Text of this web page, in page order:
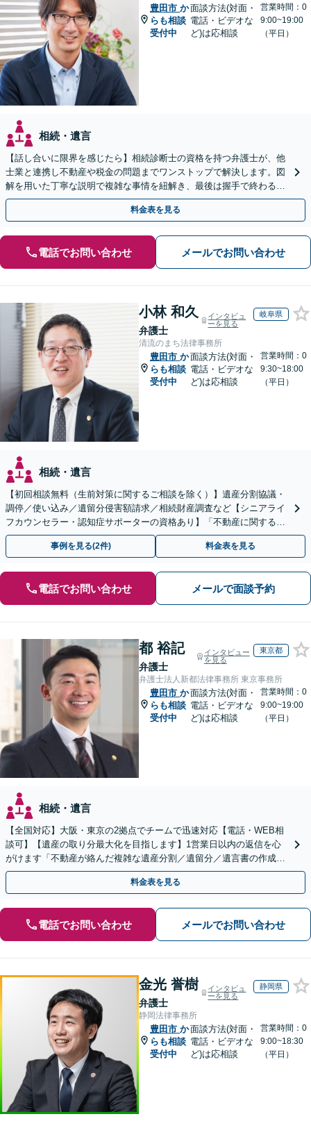
豊田市 か
らも相談
受付中
面談方法(対面・
電話・ビデオな
ど)は応相談
営業時間：0
9:00~19:00
（平日）
相続・遺言
【話し合いに限界を感じたら】相続診断士の資格を持つ弁護士が、他
士業と連携し不動産や税金の問題までワンストップで解決します。図
解を用いた丁寧な説明で複雑な事情を紐解き、最後は握手で終わる円
満な解決へ導きます。【東海エリア・神奈川県対応】
料金表を見る
電話でお問い合わせ メールでお問い合わせ
小林 和久
弁護士
インタビュ
ーを見る
岐阜県
清流のまち法律事務所
豊田市 か
らも相談
受付中
面談方法(対面・
電話・ビデオな
ど)は応相談
営業時間：0
9:30~18:00
（平日）
相続・遺言
【初回相談無料（生前対策に関するご相談を除く）】遺産分割協議・
調停／使い込み／遺留分侵害額請求／相続財産調査など【シニアライ
フカウンセラー・認知症サポーターの資格あり】「不動産に関する相
続もお任せください」【当日・夜間相談可（要相談）】
事例を見る(2件) 料金表を見る
電話でお問い合わせ メールで面談予約
都 裕記
弁護士
インタビュー
を見る
東京都
弁護士法人新都法律事務所 東京事務所
豊田市 か
らも相談
受付中
面談方法(対面・
電話・ビデオな
ど)は応相談
営業時間：0
9:00~19:00
（平日）
相続・遺言
【全国対応】大阪・東京の2拠点でチームで迅速対応【電話・WEB相
談可】【遺産の取り分最大化を目指します】1営業日以内の返信を心
がけます「不動産が絡んだ複雑な遺産分割／遺留分／遺言書の作成・
執行／事業承継など、お任せください」【休日相談あり】
料金表を見る
電話でお問い合わせ メールでお問い合わせ
金光 誉樹
弁護士
インタビュ
ーを見る
静岡県
静岡法律事務所
豊田市 か
らも相談
受付中
面談方法(対面・
電話・ビデオな
ど)は応相談
営業時間：0
9:00~18:30
（平日）